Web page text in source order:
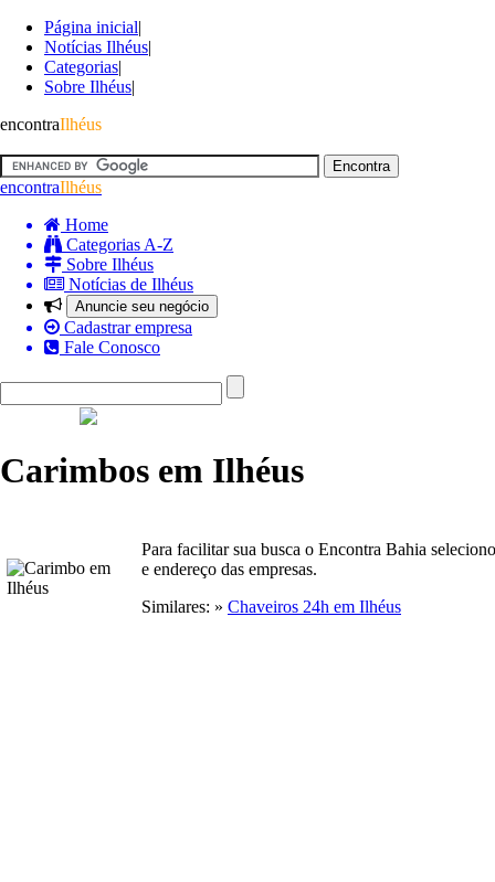
Página inicial|
Notícias Ilhéus|
Categorias|
Sobre Ilhéus|
encontraIlhéus
encontraIlhéus
Home
Categorias A-Z
Sobre Ilhéus
Notícias de Ilhéus
Anuncie seu negócio
Cadastrar empresa
Fale Conosco
Carimbos em Ilhéus
Para facilitar sua busca o Encontra Bahia
e endereço das empresas.
Similares: » Chaveiros 24h em Ilhéus